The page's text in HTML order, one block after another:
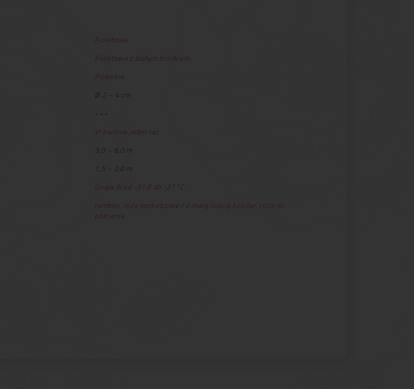
Fioletowa
Fioletowa z białym środkiem
Półpełne
Ø 2 – 4 cm
+++
VI kwitnie jeden raz
3,0 – 6,0 m
1,5 – 2,0 m
Grupa III od -31,8 do -27°C
rambler, róże bezkolcowe / z małą ilością kolców, róże do
półcienia